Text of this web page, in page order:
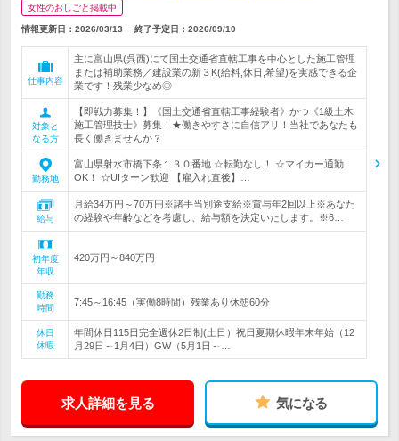
女性のおしごと掲載中
情報更新日：2026/03/13 終了予定日： 2026/09/10
仕事内容
主に富山県(呉西)にて国土交通省直轄工事を中心とした施工管理
または補助業務／建設業の新３K(給料,休日,希望)を実感できる企
業です！残業少なめ◎
対象と
なる方
【即戦力募集！】《国土交通省直轄工事経験者》かつ《1級土木
施工管理技士》募集！★働きやすさに自信アリ！当社であなたも
長く働きませんか？
勤務地
富山県射水市橋下条１３０番地 ☆転勤なし！ ☆マイカー通勤
OK！ ☆UIターン歓迎 【雇入れ直後】…
給与
月給34万円～70万円※諸手当別途支給※賞与年2回以上※あなた
の経験や年齢などを考慮し、給与額を決定いたします。※6…
初年度
年収
420万円～840万円
勤務
時間
7:45～16:45（実働8時間）残業あり休憩60分
休日
休暇
年間休日115日完全週休2日制(土日）祝日夏期休暇年末年始（12
月29日～1月4日）GW（5月1日～…
求人詳細を見る 気になる